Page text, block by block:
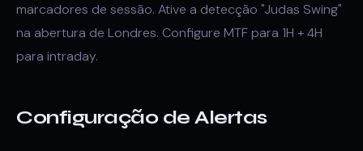
marcadores de sessão. Ative a detecção "Judas Swing"
na abertura de Londres. Configure MTF para 1H + 4H
para intraday.
Configuração de Alertas